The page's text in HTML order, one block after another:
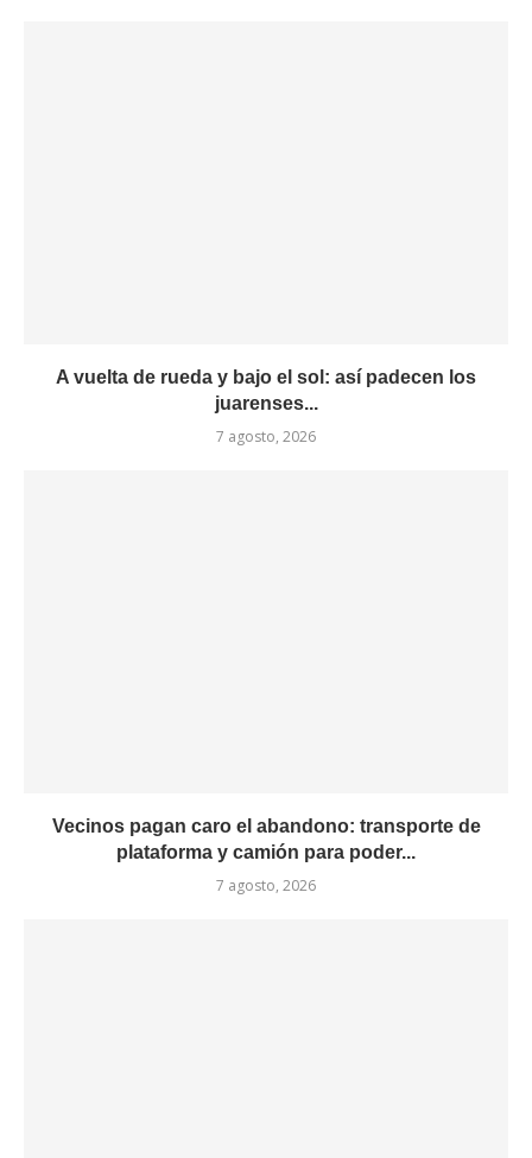
A vuelta de rueda y bajo el sol: así padecen los
juarenses...
7 agosto, 2026
Vecinos pagan caro el abandono: transporte de
plataforma y camión para poder...
7 agosto, 2026